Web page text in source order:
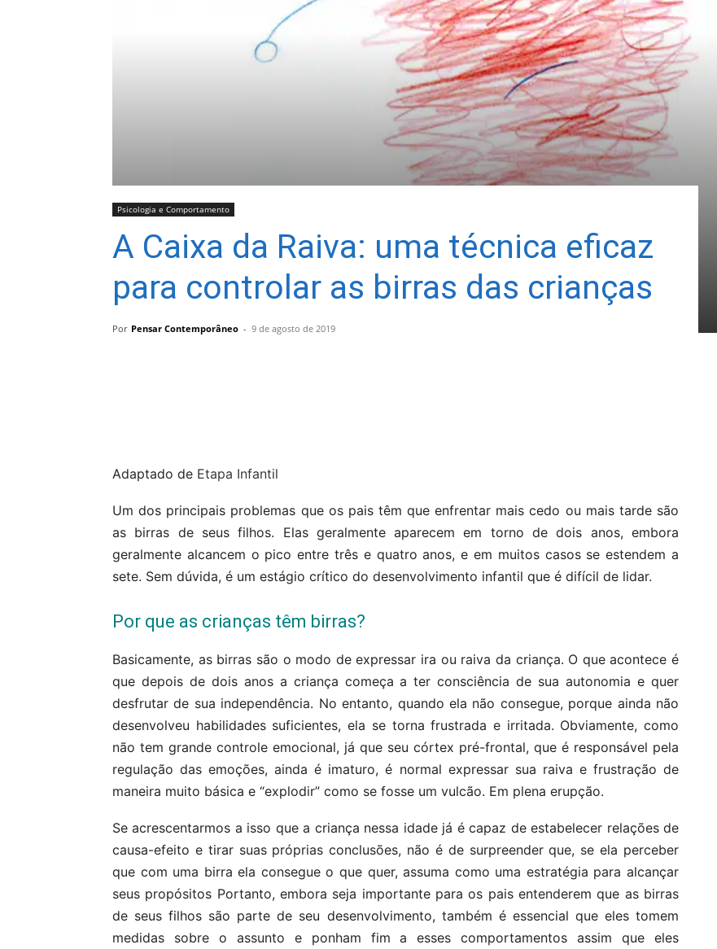
Psicologia e Comportamento
A Caixa da Raiva: uma técnica eficaz
para controlar as birras das crianças
Por Pensar Contemporâneo - 9 de agosto de 2019
Adaptado de Etapa Infantil
Um dos principais problemas que os pais têm que enfrentar mais cedo ou mais tarde são
as birras de seus filhos. Elas geralmente aparecem em torno de dois anos, embora
geralmente alcancem o pico entre três e quatro anos, e em muitos casos se estendem a
sete. Sem dúvida, é um estágio crítico do desenvolvimento infantil que é difícil de lidar.
Por que as crianças têm birras?
Basicamente, as birras são o modo de expressar ira ou raiva da criança. O que acontece é
que depois de dois anos a criança começa a ter consciência de sua autonomia e quer
desfrutar de sua independência. No entanto, quando ela não consegue, porque ainda não
desenvolveu habilidades suficientes, ela se torna frustrada e irritada. Obviamente, como
não tem grande controle emocional, já que seu córtex pré-frontal, que é responsável pela
regulação das emoções, ainda é imaturo, é normal expressar sua raiva e frustração de
maneira muito básica e “explodir” como se fosse um vulcão. Em plena erupção.
Se acrescentarmos a isso que a criança nessa idade já é capaz de estabelecer relações de
causa-efeito e tirar suas próprias conclusões, não é de surpreender que, se ela perceber
que com uma birra ela consegue o que quer, assuma como uma estratégia para alcançar
seus propósitos Portanto, embora seja importante para os pais entenderem que as birras
de seus filhos são parte de seu desenvolvimento, também é essencial que eles tomem
medidas sobre o assunto e ponham fim a esses comportamentos assim que eles